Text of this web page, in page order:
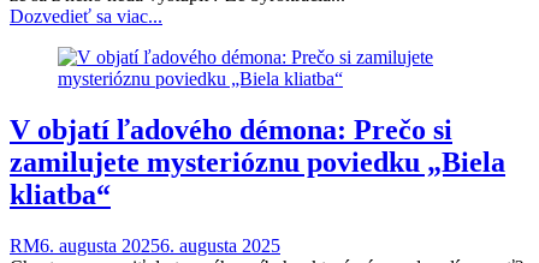
Dozvedieť sa viac...
V objatí ľadového démona: Prečo si
zamilujete mysterióznu poviedku „Biela
kliatba“
RM6. augusta 20256. augusta 2025